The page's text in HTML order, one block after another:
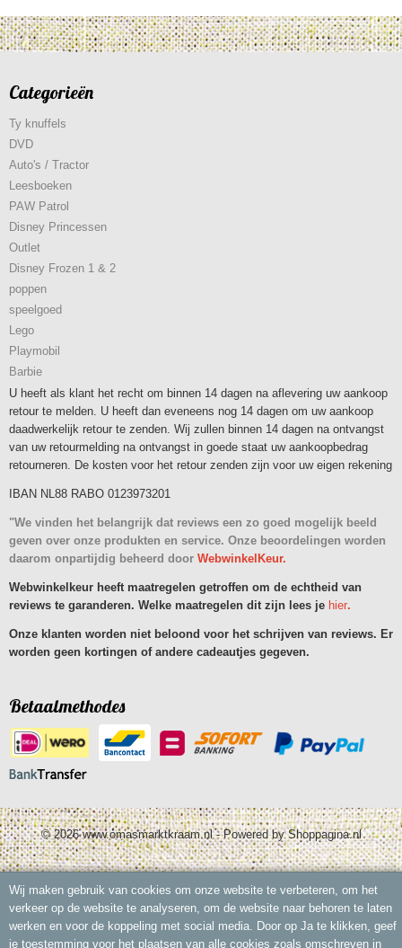
Categorieën
Ty knuffels
DVD
Auto's / Tractor
Leesboeken
PAW Patrol
Disney Princessen
Outlet
Disney Frozen 1 & 2
poppen
speelgoed
Lego
Playmobil
Barbie
U heeft als klant het recht om binnen 14 dagen na aflevering uw aankoop
retour te melden. U heeft dan eveneens nog 14 dagen om uw aankoop
daadwerkelijk retour te zenden. Wij zullen binnen 14 dagen na ontvangst
van uw retourmelding na ontvangst in goede staat uw aankoopbedrag
retourneren. De kosten voor het retour zenden zijn voor uw eigen rekening
IBAN NL88 RABO 0123973201
"We vinden het belangrijk dat reviews een zo goed mogelijk beeld
geven over onze produkten en service. Onze beoordelingen worden
daarom onpartijdig beheerd door WebwinkelKeur.
Webwinkelkeur heeft maatregelen getroffen om de echtheid van
reviews te garanderen. Welke maatregelen dit zijn lees je hier.
Onze klanten worden niet beloond voor het schrijven van reviews. Er
worden geen kortingen of andere cadeautjes gegeven.
Betaalmethodes
© 2026 www.omasmarktkraam.nl - Powered by Shoppagina.nl
Wij maken gebruik van cookies om onze website te verbeteren, om het
verkeer op de website te analyseren, om de website naar behoren te laten
werken en voor de koppeling met social media. Door op Ja te klikken, geef
je toestemming voor het plaatsen van alle cookies zoals omschreven in